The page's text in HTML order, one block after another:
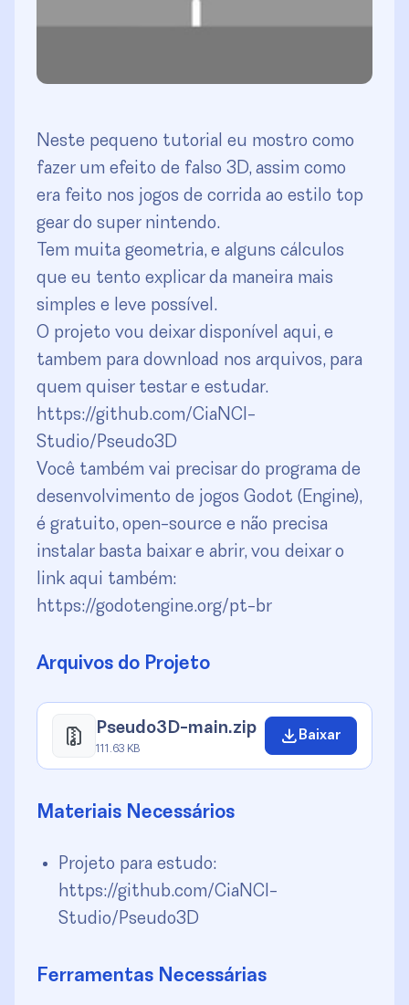
Neste pequeno tutorial eu mostro como
fazer um efeito de falso 3D, assim como
era feito nos jogos de corrida ao estilo top
gear do super nintendo.
Tem muita geometria, e alguns cálculos
que eu tento explicar da maneira mais
simples e leve possível.
O projeto vou deixar disponível aqui, e
tambem para download nos arquivos, para
quem quiser testar e estudar.
https://github.com/CiaNCI-
Studio/Pseudo3D
Você também vai precisar do programa de
desenvolvimento de jogos Godot (Engine),
é gratuito, open-source e não precisa
instalar basta baixar e abrir, vou deixar o
link aqui também:
https://godotengine.org/pt-br
Arquivos do Projeto
Pseudo3D-main.zip
111.63 KB
Baixar
Materiais Necessários
Projeto para estudo:
https://github.com/CiaNCI-
Studio/Pseudo3D
Ferramentas Necessárias